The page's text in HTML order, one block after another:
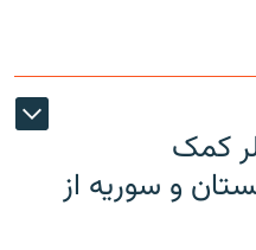
دالر کمک
و سوریه از